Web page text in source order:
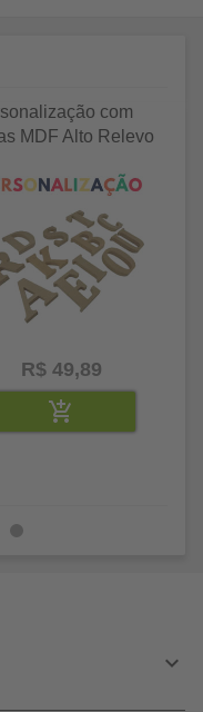
com
MDF Alto Relevo
R$ 49,89